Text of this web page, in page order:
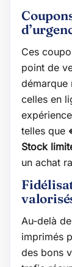
Ces
point de
démarque
celles en
telles que
Stock
un achat
Au-delà
imprimés
des bons